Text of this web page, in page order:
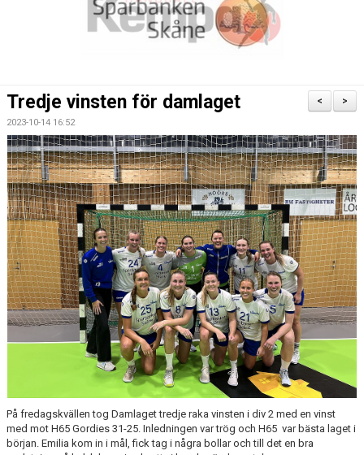
KALENDER
BILDGALLERI
DOKUMENT
VÅRA LAG/TRÄNARE
KLUBBSHOP
MATCHER
GUNNESBOHALLEN
>
<
Tredje vinsten för damlaget
2023-10-14 16:52
På fredagskvällen tog Damlaget tredje raka vinsten i div 2 med en vinst
med mot H65 Gordies 31-25. Inledningen var trög och H65 var bästa laget i
början. Emilia kom in i mål, fick tag i några bollar och till det en bra